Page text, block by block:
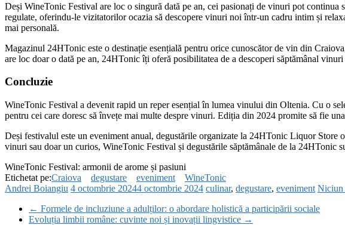
Deși WineTonic Festival are loc o singură dată pe an, cei pasionați de vinuri pot
regulate, oferindu-le vizitatorilor ocazia să descopere vinuri noi într-un cadru intim și
mai personală.
Magazinul 24HTonic este o destinație esențială pentru orice cunoscător de vin din
are loc doar o dată pe an, 24HTonic îți oferă posibilitatea de a descoperi săptămânal
Concluzie
WineTonic Festival a devenit rapid un reper esențial în lumea vinului din Oltenia. Cu o
pentru cei care doresc să învețe mai multe despre vinuri. Ediția din 2024 promite să fie
Deși festivalul este un eveniment anual, degustările organizate la 24HTonic Liquor Store
vinuri sau doar un curios, WineTonic Festival și degustările săptămânale de la
WineTonic Festival: armonii de arome și pasiuni
Etichetat pe:Craiova degustare eveniment
WineTonic
Andrei Boiangiu 4 octombrie 20244 octombrie 2024 culinar, degustare, eveniment Niciun
← Formele de incluziune a adulților: o abordare holistică a participării sociale
Evoluția limbii române: cuvinte noi și inovații lingvistice →